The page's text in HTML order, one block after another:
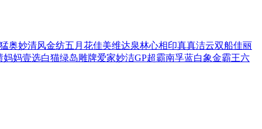
奥妙清风金纺五月花佳美维达泉林心相印真真洁云双船佳丽
妈妈壹选白猫绿岛雕牌爱家妙洁GP超霸南孚蓝白象金霸王六